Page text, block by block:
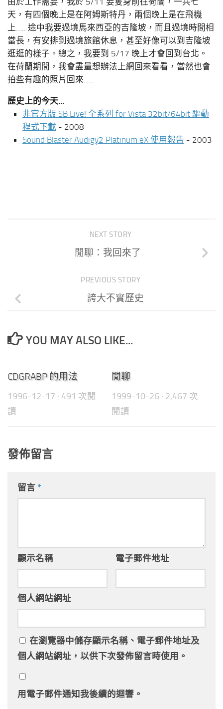
天，有四個晚上是在阿姆斯特丹，兩個晚上是在飛機
上….. 途中我要過境馬來西亞的吉隆坡，而且過境時間相
當長，有安排到過境旅館休息，甚至好像可以到吉隆坡
逛逛的樣子。總之，我要到 5/17 晚上才會回到台北。
在荷蘭期間，我會盡量想辦法上網回來看看，當然也會
拍些有趣的照片回來…..
歷史上的今天...
非官方版 SB Live! 全系列 for Vista 32bit/64bit 驅動
程式下載 - 2008
Sound Blaster Audigy2 Platinum eX 使用報告 - 2003
NEXT STORY
閒聊：我回來了
PREVIOUS STORY
誇大不實歷史
YOU MAY ALSO LIKE...
CDGRABP 的用法
1996-12-17 · 491 次閱
讀
閒聊
1999-10-26 · 2,467 次
閱讀
發佈留言
留言 *
顯示名稱 電子郵件地址
個人網站網址
在瀏覽器中儲存顯示名稱、電子郵件地址及
個人網站網址，以供下次發佈留言時使用。
用電子郵件通知我後續的迴響。